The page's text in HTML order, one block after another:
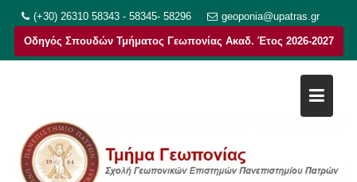
στο
περιεχόμενο
(+30) 26310 58343 - 58345- 58296 geoponia@upatras.gr
Οδηγός Σπουδών Τμήματος Γεωπονίας Ακαδ. Έτος 2026-2027